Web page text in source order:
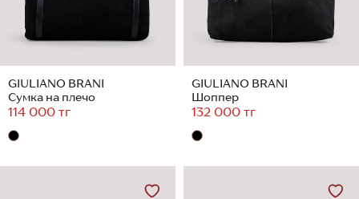
GIULIANO BRANI
Сумка на плечо
114 000 тг
GIULIANO BRANI
Шоппер
132 000 тг